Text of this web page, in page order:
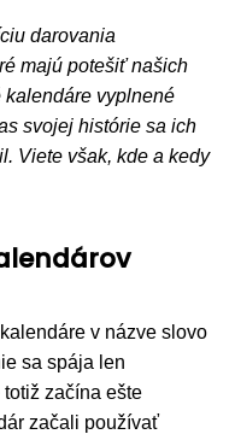
darovania
majú potešiť našich
vyplnené
svojej histórie sa ich
Viete však, kde a kedy
v názve slovo
sa spája len
začína ešte
začali používať